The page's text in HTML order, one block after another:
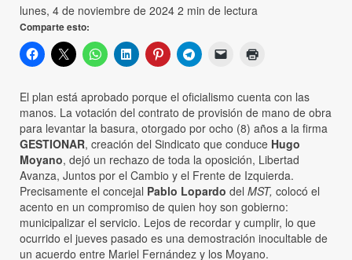
lunes, 4 de noviembre de 2024 2 min de lectura
Comparte esto:
El plan está aprobado porque el oficialismo cuenta con las
manos. La votación del contrato de provisión de mano de obra
para levantar la basura, otorgado por ocho (8) años a la firma
GESTIONAR, creación del Sindicato que conduce Hugo
Moyano, dejó un rechazo de toda la oposición, Libertad
Avanza, Juntos por el Cambio y el Frente de Izquierda.
Precisamente el concejal Pablo Lopardo del MST, colocó el
acento en un compromiso de quien hoy son gobierno:
municipalizar el servicio. Lejos de recordar y cumplir, lo que
ocurrido el jueves pasado es una demostración inocultable de
un acuerdo entre Mariel Fernández y los Moyano.